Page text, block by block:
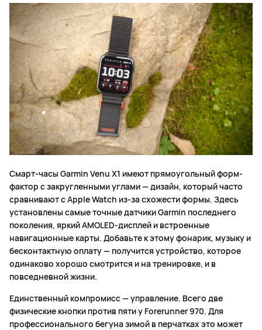
Смарт-часы Garmin Venu X1 имеют прямоугольный форм-
фактор с закругленными углами — дизайн, который часто
сравнивают с Apple Watch из-за схожести формы. Здесь
установлены самые точные датчики Garmin последнего
поколения, яркий AMOLED-дисплей и встроенные
навигационные карты. Добавьте к этому фонарик, музыку и
бесконтактную оплату — получится устройство, которое
одинаково хорошо смотрится и на тренировке, и в
повседневной жизни.
Единственный компромисс — управление. Всего две
физические кнопки против пяти у Forerunner 970. Для
профессионального бегуна зимой в перчатках это может